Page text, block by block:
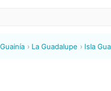
Guainía La Guadalupe Isla